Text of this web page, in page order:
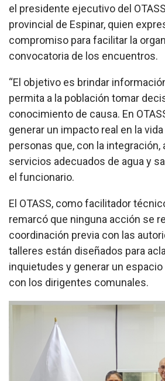
el presidente ejecutivo del
provincial de Espinar, quien
compromiso para facilitar la
convocatoria de los encuentros.
“El objetivo es brindar
permita a la población tomar
conocimiento de causa. En
generar un impacto real en la
personas que, con la integración,
servicios adecuados de agua y
el funcionario.
El OTASS, como facilitador
remarcó que ninguna acción se
coordinación previa con las
talleres están diseñados para
inquietudes y generar un
con los dirigentes comunales.